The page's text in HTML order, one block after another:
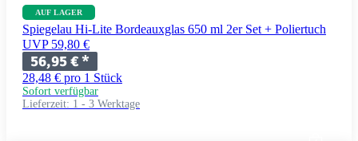
AUF LAGER
Spiegelau Hi-Lite Bordeauxglas 650 ml 2er Set + Poliertuch
UVP 59,80 €
56,95 €*
28,48 € pro 1 Stück
Sofort verfügbar
Lieferzeit: 1 - 3 Werktage